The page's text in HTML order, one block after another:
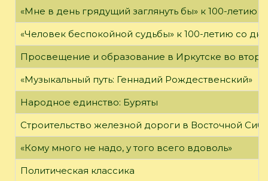
«Мне в день грядущий заглянуть бы» к 100-летию
«Человек беспокойной судьбы» к 100-летию со
Просвещение и образование в Иркутске во
«Музыкальный путь: Геннадий Рождественский»
Народное единство: Буряты
Строительство железной дороги в Восточной
«Кому много не надо, у того всего вдоволь»
Политическая классика